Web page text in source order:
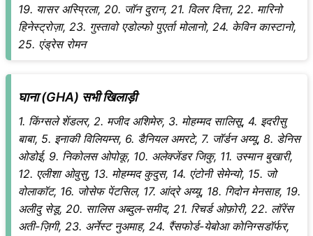
19. यासर अस्प्रिला, 20. जॉन दुरान, 21. विलर दित्ता, 22. मारिनो
हिनेस्ट्रोज़ा, 23. गुस्तावो एडोल्फो पुएर्ता मोलानो, 24. केविन कास्टानो,
25. एंड्रेस रोमन
घाना (GHA) सभी खिलाड़ी
1. किंग्सले शेंडलर, 2. मजीद अशिमेरु, 3. मोहम्मद सालिसू, 4. इदरीसु
बाबा, 5. इनाकी विलियम्स, 6. डैनियल अमरटे, 7. जॉर्डन अय्यू, 8. डेनिस
ओडोई, 9. निकोलस ओपोकू, 10. अलेक्जेंडर जिकु, 11. उस्मान बुखारी,
12. एलीशा ओवुसु, 13. मोहम्मद कुदुस, 14. एंटोनी सेमेन्यो, 15. जो
वोलाकॉट, 16. जोसेफ पेंटसिल, 17. आंद्रे अय्यू, 18. गिदोन मेनसाह, 19.
अलीदु सेडू, 20. सालिस अब्दुल-समीद, 21. रिचर्ड ओफ़ोरी, 22. लॉरेंस
अती-ज़िगी, 23. अर्नेस्ट नुअमाह, 24. रैंसफोर्ड-येबोआ कोनिग्सडॉर्फर,